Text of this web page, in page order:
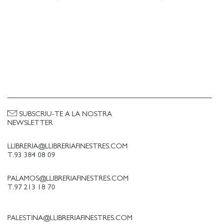
LLIBRERIA@LLIBRERIAFINESTRES.COM
T.93 384 08 09
PALAMOS@LLIBRERIAFINESTRES.COM
T.97 213 18 70
PALESTINA@LLIBRERIAFINESTRES.COM
SUBSCRIU-TE A LA NOSTRA
NEWSLETTER